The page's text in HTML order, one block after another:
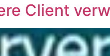
Client